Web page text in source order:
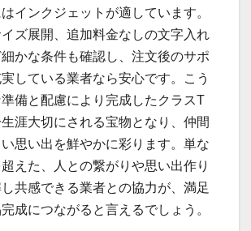
インクジェットが適しています。
ズ展開、追加料金なしの文字入れ
かな条件も確認し、注文後のサポ
している業者なら安心です。こう
備と配慮により完成したクラスT
涯大切にされる宝物となり、仲間
思い出を鮮やかに彩ります。単な
えた、人との繋がりや思い出作り
共感できる業者との協力が、満足
成につながると言えるでしょう。